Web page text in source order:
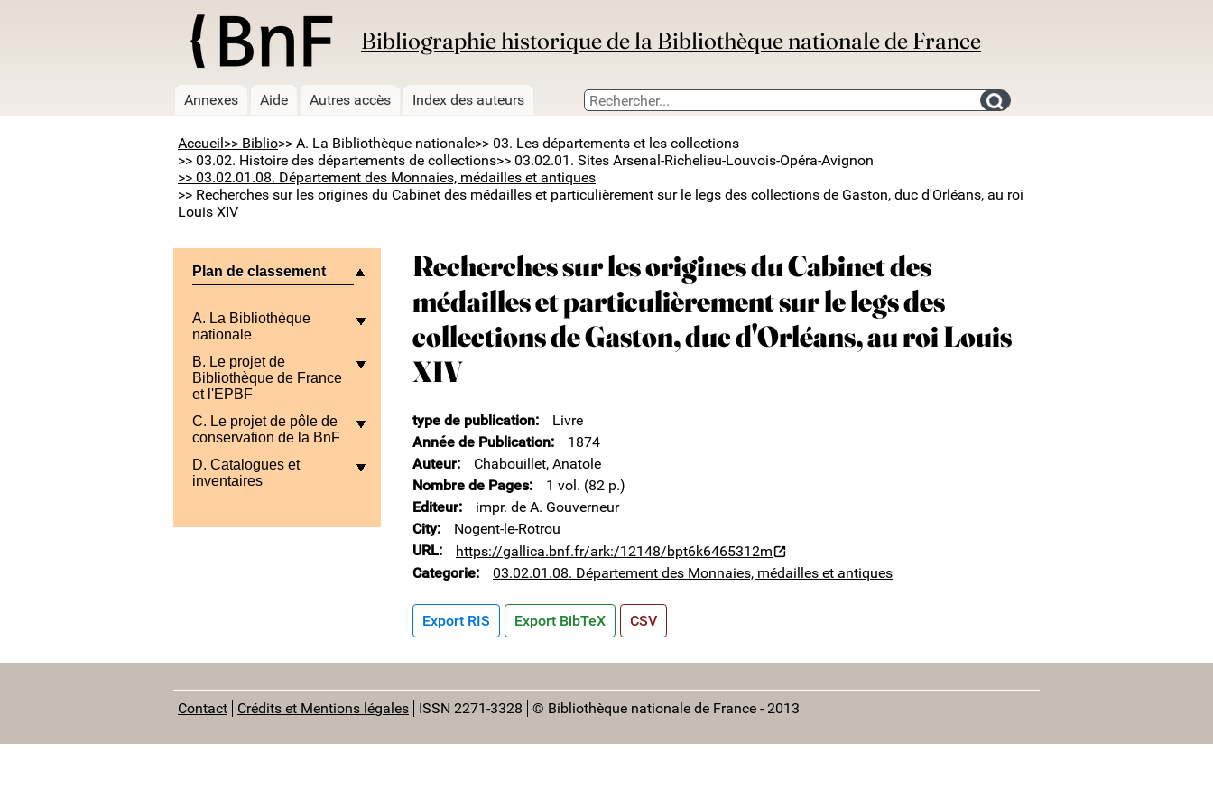
Bibliographie historique de la Bibliothèque nationale de France
Annexes Aide Autres accès Index des auteurs Search for an bibliography
Accueil >> Biblio>> A. La Bibliothèque nationale>> 03. Les départements et les collections
>> 03.02. Histoire des départements de collections>> 03.02.01. Sites Arsenal-Richelieu-Louvois-Opéra-Avignon
>> 03.02.01.08. Département des Monnaies, médailles et antiques
>> Recherches sur les origines du Cabinet des médailles et particulièrement sur le legs des collections de Gaston, duc d'Orléans, au roi
Louis XIV
Plan de classement
A. La Bibliothèque
nationale
B. Le projet de
Bibliothèque de France
et l'EPBF
C. Le projet de pôle de
conservation de la BnF
D. Catalogues et
inventaires
Recherches sur les origines du Cabinet des
médailles et particulièrement sur le legs des
collections de Gaston, duc d'Orléans, au roi Louis
XIV
type de publication
Livre
Année de Publication
1874
Auteur
Chabouillet, Anatole
Nombre de Pages
1 vol. (82 p.)
Editeur
impr. de A. Gouverneur
City
Nogent-le-Rotrou
URL
https://gallica.bnf.fr/ark:/12148/bpt6k6465312m
Categorie
03.02.01.08. Département des Monnaies, médailles et antiques
Export RIS Export BibTeX CSV
Contact Crédits et Mentions légales ISSN 2271-3328 © Bibliothèque nationale de France - 2013